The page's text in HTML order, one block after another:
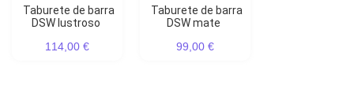
Taburete de barra
DSW lustroso
114,00 €
Taburete de barra
DSW mate
99,00 €